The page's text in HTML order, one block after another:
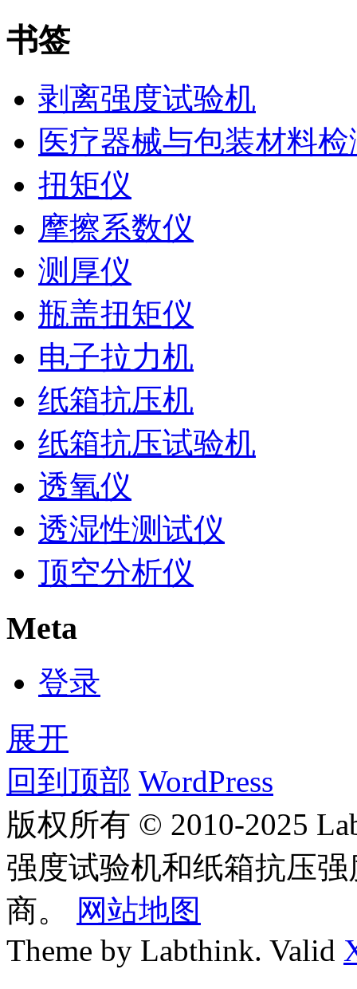
书签
剥离强度试验机
医疗器械与包装材料检
扭矩仪
摩擦系数仪
测厚仪
瓶盖扭矩仪
电子拉力机
纸箱抗压机
纸箱抗压试验机
透氧仪
透湿性测试仪
顶空分析仪
Meta
登录
展开
回到顶部 WordPress
版权所有 © 2010-2025
强度试验机和纸箱抗压
商。
网站地图
Theme by Labthink. Valid